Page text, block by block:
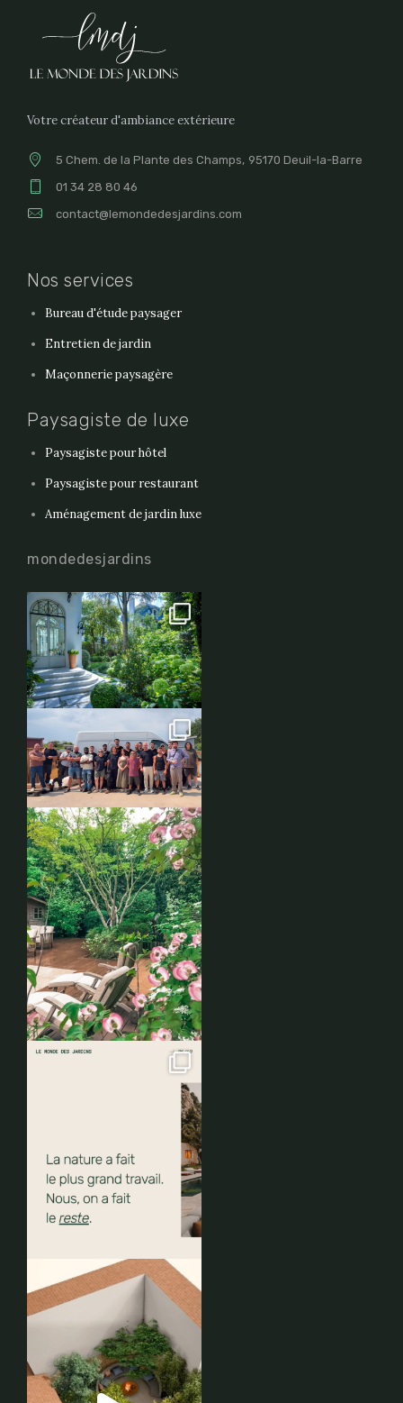
Votre créateur d'ambiance extérieure
5 Chem. de la Plante des Champs, 95170 Deuil-la-Barre
01 34 28 80 46
contact@lemondedesjardins.com
Nos services
Bureau d'étude paysager
Entretien de jardin
Maçonnerie paysagère
Paysagiste de luxe
Paysagiste pour hôtel
Paysagiste pour restaurant
Aménagement de jardin luxe
mondedesjardins